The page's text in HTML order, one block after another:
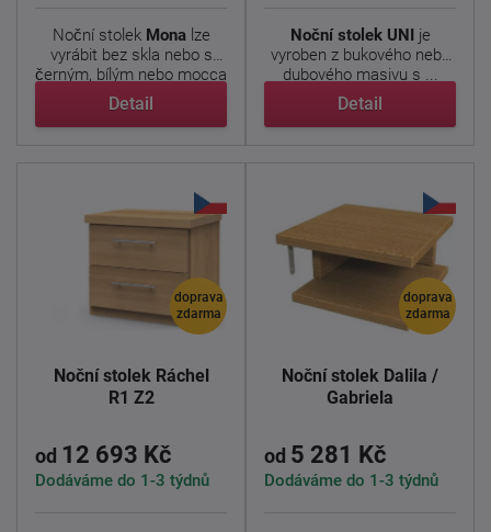
Noční stolek Monalze
vyrábit bez skla nebo s
černým, bílým nebo mocca
...
Detail
Noční stolek UNIje
vyroben z bukového nebo
dubového masivu s ...
Detail
doprava
zdarma
Noční stolek Ráchel
R1 Z2
od 12 693 Kč
Dodáváme do 1-3 týdnů
doprava
zdarma
Noční stolek Dalila /
Gabriela
od 5 281 Kč
Dodáváme do 1-3 týdnů